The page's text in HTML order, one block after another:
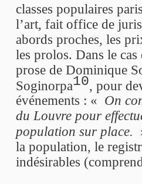
classes populaires
l’art, fait office de
abords proches, les
les prolos. Dans le
prose de Dominique
Soginorpa10, pour
événements : « On
du Louvre pour
population sur place.
la population, le
indésirables